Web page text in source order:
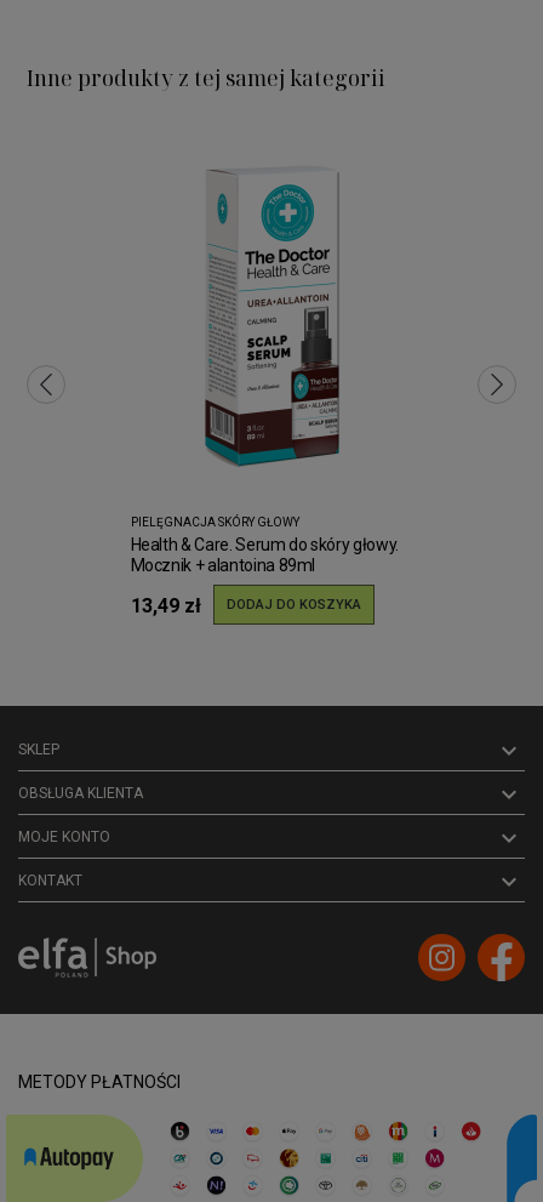
Inne produkty z tej samej kategorii
PIELĘGNACJA SKÓRY GŁOWY
Health & Care. Serum do skóry głowy.
Mocznik + alantoina 89ml
13,49 zł DODAJ DO KOSZYKA
SKLEP 
OBSŁUGA KLIENTA 
MOJE KONTO 
KONTAKT keyboard_arrow_down
METODY PŁATNOŚCI